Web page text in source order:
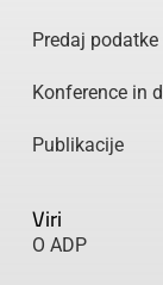
Predaj podatke
Konference in
Publikacije
Viri
O ADP